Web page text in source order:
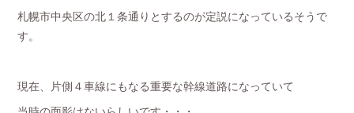
札幌市中央区の北１条通りとするのが定説になっているそうで
す。
現在、片側４車線にもなる重要な幹線道路になっていて